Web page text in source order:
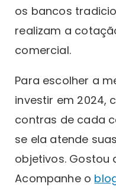
os bancos
realizam a
comercial.
Para escolher a
investir em 2024,
contras de cada
se ela atende
objetivos. Gostou
Acompanhe o